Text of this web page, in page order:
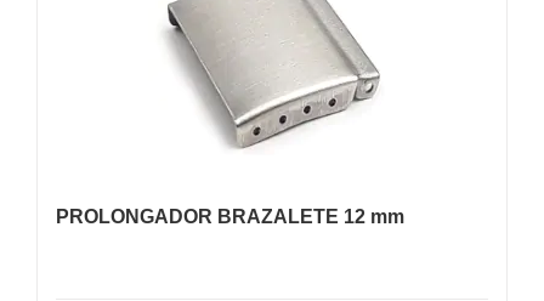
PROLONGADOR BRAZALETE 12 mm